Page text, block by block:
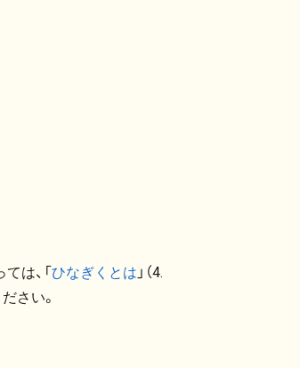
は、「ひなぎくとは 」（4.
さい。